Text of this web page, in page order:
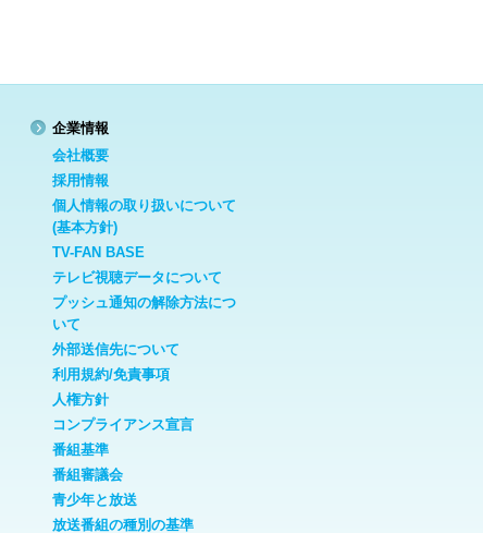
企業情報
会社概要
採用情報
個人情報の取り扱いについて
(基本方針)
TV-FAN BASE
テレビ視聴データについて
プッシュ通知の解除方法につ
いて
外部送信先について
利用規約/免責事項
人権方針
コンプライアンス宣言
番組基準
番組審議会
青少年と放送
放送番組の種別の基準